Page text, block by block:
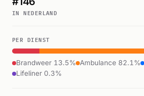
IN NEDERLAND
PER DIENST
Brandweer 13.5% Ambulance 82.1%
Lifeliner 0.3%